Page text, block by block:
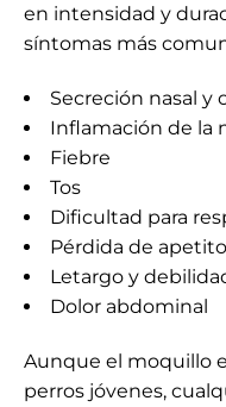
en intensidad y
síntomas más
Secreción nasal y
Inflamación de la
Fiebre
Tos
Dificultad para
Pérdida de apetito
Letargo y
Dolor abdominal
Aunque el moquillo
perros jóvenes,